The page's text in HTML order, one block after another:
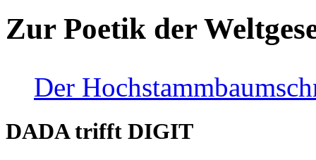
Zur Poetik der
Der
DADA trifft DIGIT